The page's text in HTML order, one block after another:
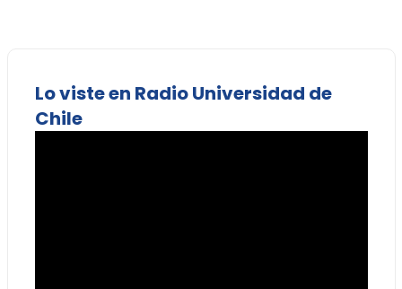
Lo viste en Radio Universidad de
Chile